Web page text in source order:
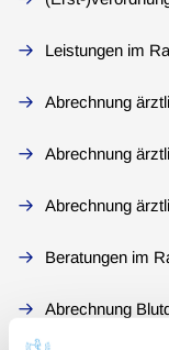
Leistungen im
Abrechnung
Abrechnung
Abrechnung
Beratungen im
Abrechnung